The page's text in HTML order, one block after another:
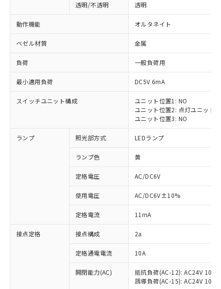
透明/不透明 透明
動作機能 オルタネイト
ベゼル材質 金属
負荷 一般負荷用
最小適用負荷 DC5V 6mA
スイッチユニット構成
ユニット位置1: NO
ユニット位置2: 点灯ユニット
ユニット位置3: NO
ランプ 照光部方式 LEDランプ
ランプ色 黄
定格電圧 AC/DC6V
使用電圧 AC/DC6V±10%
定格電流 11mA
接点定格 接点構成 2a
定格通電電流 10A
開閉能力(AC)
抵抗負荷(AC-12): AC24V 10A/
誘導負荷(AC-15): AC24V
ご利用条件
以下の条件をお読みいただき、同意のうえ
ご利用ください。
本サービスは、当社制御機器事業取扱
商品の当社在庫状況および標準価格
(税抜)を提供させていただくもので
当社制御機器事業取扱商品の中には、
対応済み：EU RoHS指令（10物質）の
非含有に対応した製品が提供可能な商品で
対応予定：EU RoHS指令（10物質）の非含
有に対応した製品に切り替える予定のある
対応予定なし：EU RoHS指令（10物質）の
非含有に非対応の商品で、対応品を出す予
調査・確認中：EU RoHS指令（10物質）の
非含有の対応状況を調査中または確認中の
非該当品：ライセンス料など無形物で、有
害物質有無と関係のない商品です。
仕入先様の事情により、非含有部品として
「○」：最大均質材料含有率が中国RoHSの
基準値以下であることを示します。
「×」：最大均質材料含有率が中国RoHSの